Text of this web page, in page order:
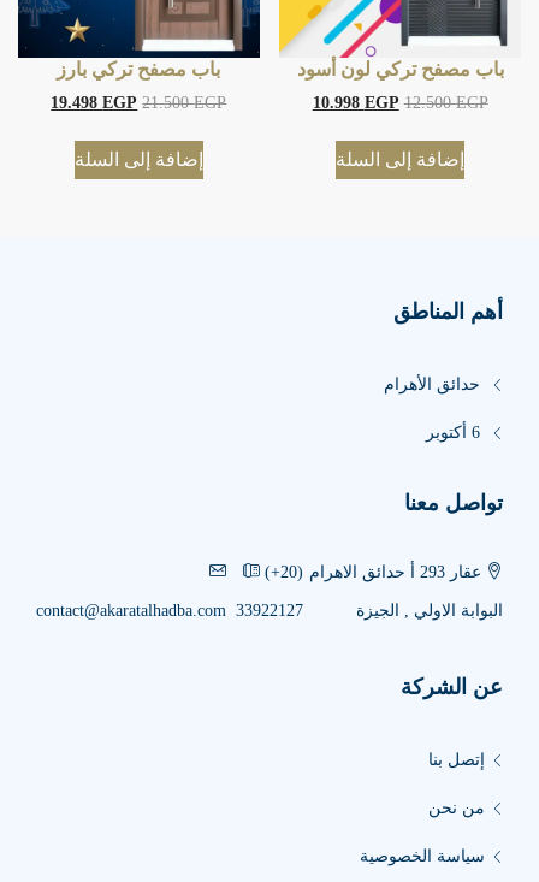
باب مصفح تركي لون أسود
12.500EGP
10.998 EGP
إضافة إلى السلة
باب مصفح تركي بارز
21.500EGP
19.498EGP
إضافة إلى السلة
أهم المناطق
حدائق الأهرام
6 أكتوبر
تواصل معنا
عقار 293 أ حدائق الاهرام
البوابة الاولي , الجيزة
‎(+20)
33922127
contact@akaratalhadba.com
عن الشركة
إتصل بنا
من نحن
سياسة الخصوصية